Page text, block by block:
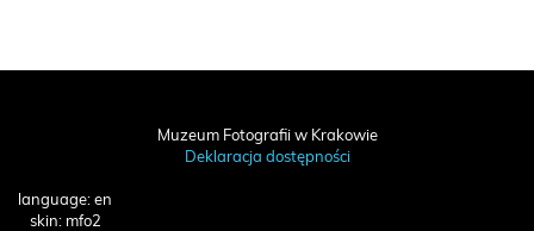
Muzeum Fotografii w Krakowie
Deklaracja dostępności
language: en
skin: mfo2